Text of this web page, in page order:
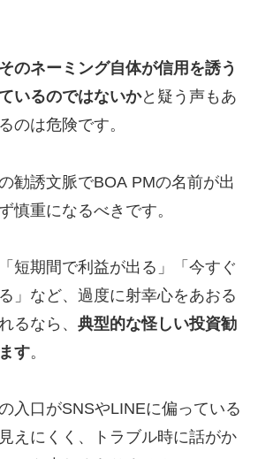
そのネーミング自体が信用を誘う
いるのではないかと疑う声もあ
のは危険です。
勧誘文脈でBOA PMの名前が出
慎重になるべきです。
短期間で利益が出る」「今すぐ
」など、過度に射幸心をあおる
るなら、 典型的な怪しい投資勧
す。
入口がSNSやLINEに偏っている
えにくく、トラブル時に話がか